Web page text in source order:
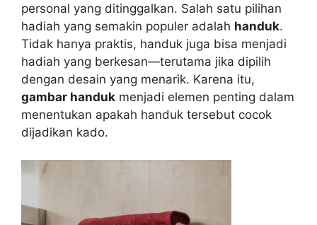
personal yang ditinggalkan. Salah satu pilihan
hadiah yang semakin populer adalah handuk.
Tidak hanya praktis, handuk juga bisa menjadi
hadiah yang berkesan—terutama jika dipilih
dengan desain yang menarik. Karena itu,
gambar handuk menjadi elemen penting dalam
menentukan apakah handuk tersebut cocok
dijadikan kado.